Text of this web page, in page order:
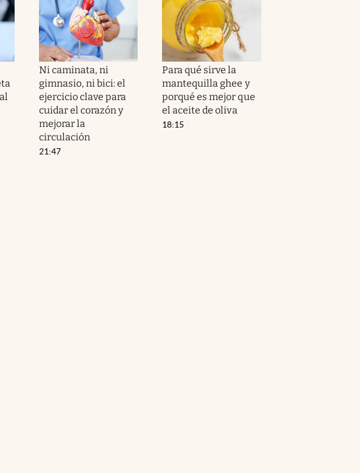
Ni caminata, ni
gimnasio, ni bici: el
ejercicio clave para
cuidar el corazón y
mejorar la
circulación
21:47
Para qué sirve la
mantequilla ghee y
porqué es mejor que
el aceite de oliva
18:15